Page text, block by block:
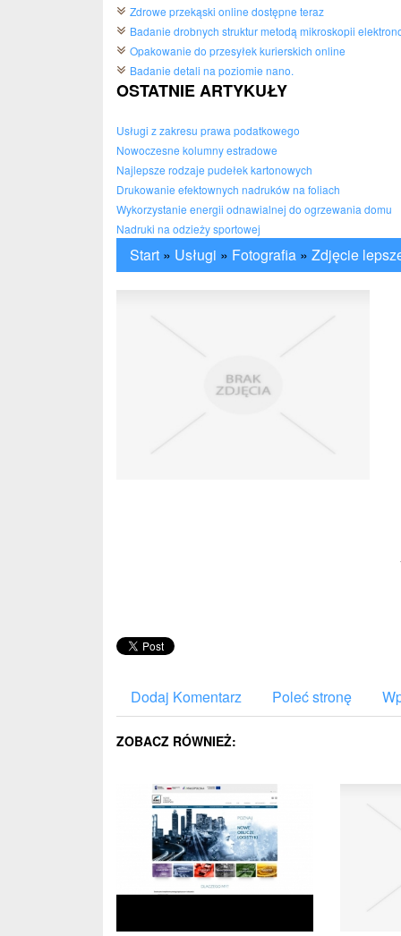
Zdrowe przekąski online dostępne teraz
Badanie drobnych struktur metodą mikroskopii
Opakowanie do przesyłek kurierskich online
Badanie detali na poziomie nano.
OSTATNIE ARTYKUŁY
Usługi z zakresu prawa podatkowego
Nowoczesne kolumny estradowe
Najlepsze rodzaje pudełek kartonowych
Drukowanie efektownych nadruków na foliach
Wykorzystanie energii odnawialnej do ogrzewania domu
Nadruki na odzieży sportowej
Start » Usługi » Fotografia » Zdjęcie
Dodaj Komentarz Poleć stronę
ZOBACZ RÓWNIEŻ: